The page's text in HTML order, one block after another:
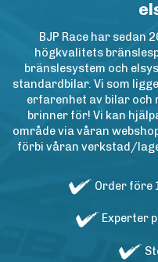
BJP Race har sedan
högkvalitets
bränslesystem och
standardbilar. Vi som
erfarenhet av bilar och
brinner för! Vi kan
område via våran
förbi våran verkstad/
Order före
Experter